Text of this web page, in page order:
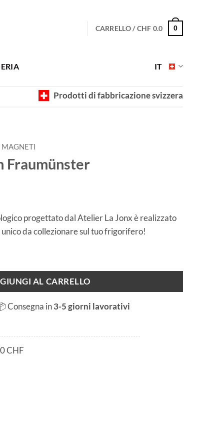
CARRELLO /CHF 0.0 0
IT
Prodotti di fabbricazione svizzera
MAGNETI
Fraumünster
progettato dal Atelier La Jonx è realizzato
da collezionare sul tuo frigorifero!
quantità
AL CARRELLO
Consegna in3-5 giorni lavorativi
CHF